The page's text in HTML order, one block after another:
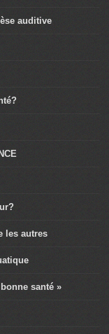
auditive
les autres
santé »